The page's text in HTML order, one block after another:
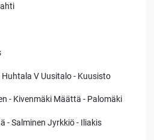
V Uusitalo - Kuusisto
- Kivenmäki Määttä - Palomäki
- Salminen Jyrkkiö - Iliakis